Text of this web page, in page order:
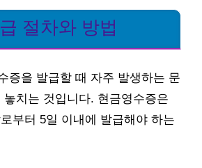
절차와 방법
증을 발급할 때 자주 발생하는 문
치는 것입니다. 현금영수증은
부터 5일 이내에 발급해야 하는